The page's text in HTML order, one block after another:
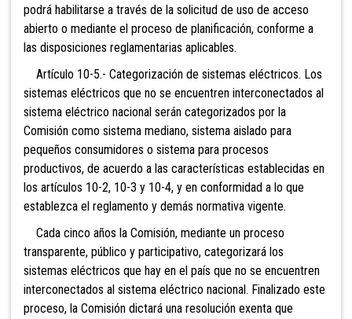
podrá habilitarse a través de la solicitud de uso de acceso
abierto o mediante el proceso de planificación, conforme a
las disposiciones reglamentarias aplicables.
Artículo 10-5.- Categorización de sistemas eléctricos. Los
sistemas eléctricos que no se encuentren interconectados al
sistema eléctrico nacional serán categorizados por la
Comisión como sistema mediano, sistema aislado para
pequeños consumidores o sistema para procesos
productivos, de acuerdo a las características establecidas en
los artículos 10-2, 10-3 y 10-4, y en conformidad a lo que
establezca el reglamento y demás normativa vigente.
Cada cinco años la Comisión, mediante un proceso
transparente, público y participativo, categorizará los
sistemas eléctricos que hay en el país que no se encuentren
interconectados al sistema eléctrico nacional. Finalizado este
proceso, la Comisión dictará una resolución exenta que